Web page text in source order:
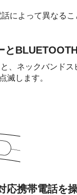
によって異なる
、ネックバンド
滅します。
携帯電話を